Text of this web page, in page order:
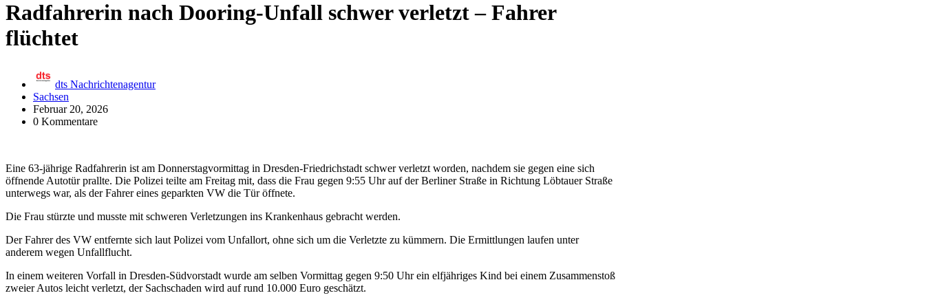
Radfahrerin nach Dooring-Unfall schwer verletzt – Fahrer
flüchtet
dts Nachrichtenagentur
Sachsen
Februar 20, 2026
0 Kommentare
Eine 63-jährige Radfahrerin ist am Donnerstagvormittag in Dresden-Friedrichstadt schwer verletzt worden, nachdem sie gegen eine sich
öffnende Autotür prallte. Die Polizei teilte am Freitag mit, dass die Frau gegen 9:55 Uhr auf der Berliner Straße in Richtung Löbtauer Straße
unterwegs war, als der Fahrer eines geparkten VW die Tür öffnete.
Die Frau stürzte und musste mit schweren Verletzungen ins Krankenhaus gebracht werden.
Der Fahrer des VW entfernte sich laut Polizei vom Unfallort, ohne sich um die Verletzte zu kümmern. Die Ermittlungen laufen unter
anderem wegen Unfallflucht.
In einem weiteren Vorfall in Dresden-Südvorstadt wurde am selben Vormittag gegen 9:50 Uhr ein elfjähriges Kind bei einem Zusammenstoß
zweier Autos leicht verletzt, der Sachschaden wird auf rund 10.000 Euro geschätzt.